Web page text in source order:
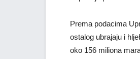
Prema podacima
ostalog ubrajaju i
oko 156 miliona